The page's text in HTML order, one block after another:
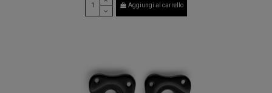
Aggiungi al carrello